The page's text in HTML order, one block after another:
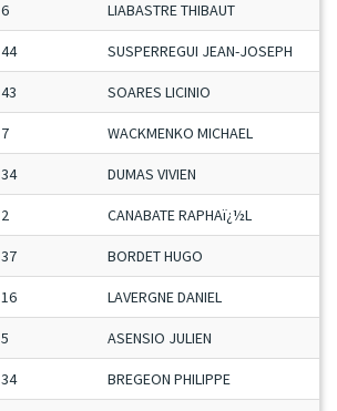
6 LIABASTRE THIBAUT
44 SUSPERREGUI JEAN-JOSEPH
43 SOARES LICINIO
7 WACKMENKO MICHAEL
34 DUMAS VIVIEN
2 CANABATE RAPHAï¿½L
37 BORDET HUGO
16 LAVERGNE DANIEL
5 ASENSIO JULIEN
34 BREGEON PHILIPPE